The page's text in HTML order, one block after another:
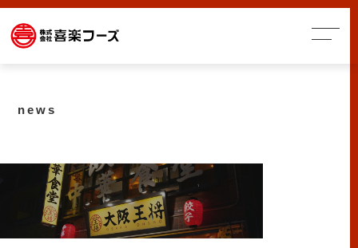
news